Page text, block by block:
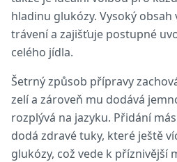
hladinu glukózy. Vysoký
trávení a zajišťuje postupné
celého jídla.
Šetrný způsob přípravy
zelí a zároveň mu dodává
rozplývá na jazyku. Přidání
dodá zdravé tuky, které ještě
glukózy, což vede k příznivější